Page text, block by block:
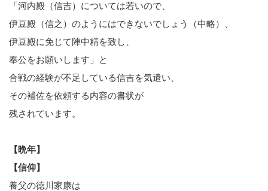
「河内殿（信吉）については若いので、
伊豆殿（信之）のようにはできないでしょう（中略）、
伊豆殿に免じて陣中精を致し、
奉公をお願いします」と
合戦の経験が不足している信吉を気遣い、
その補佐を依頼する内容の書状が
残されています。
【晩年】
【信仰】
養父の徳川家康は